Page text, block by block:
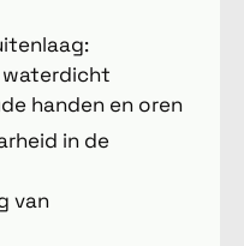
handen en oren
in de
van